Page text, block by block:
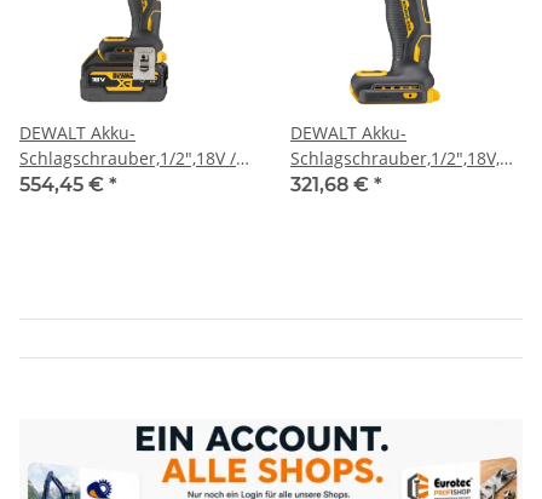
DEWALT Akku-
Schlagschrauber,1/2",18V /
5Ah
554,45 € *
DEWALT Akku-
Schlagschrauber,1/2",18V,
Basisv.
321,68 € *